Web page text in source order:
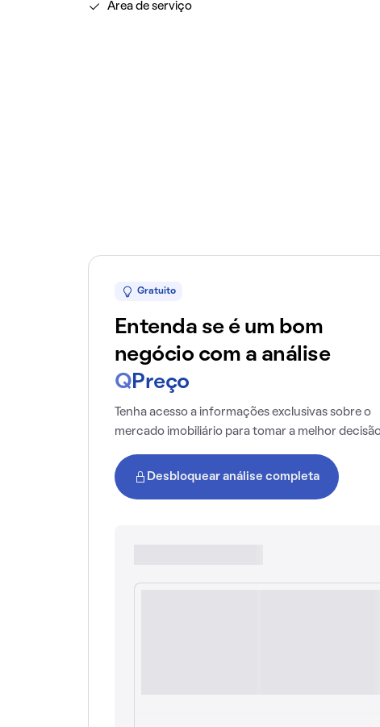
Área de serviço
Gratuito
Entenda se é um bom
negócio com a análise
Q Preço
Tenha acesso a informações exclusivas sobre o
mercado imobiliário para tomar a melhor
Desbloquear análise completa